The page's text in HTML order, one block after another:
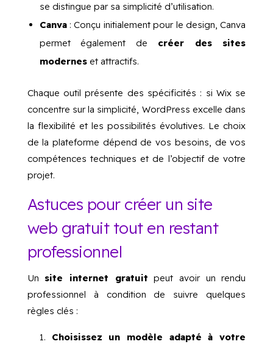
se distingue par sa simplicité d’utilisation.
Canva: Conçu initialement pour le design, Canva
permet également de créer des sites
moderneset attractifs.
Chaque outil présente des spécificités : si Wix se
concentre sur la simplicité, WordPress excelle dans
la flexibilité et les possibilités évolutives. Le choix
de la plateforme dépend de vos besoins, de vos
compétences techniques et de l’objectif de votre
projet.
Astuces pour créer un site
web gratuit tout en restant
professionnel
Un site internet gratuit peut avoir un rendu
professionnel à condition de suivre quelques
règles clés :
Choisissez un modèle adapté à votre